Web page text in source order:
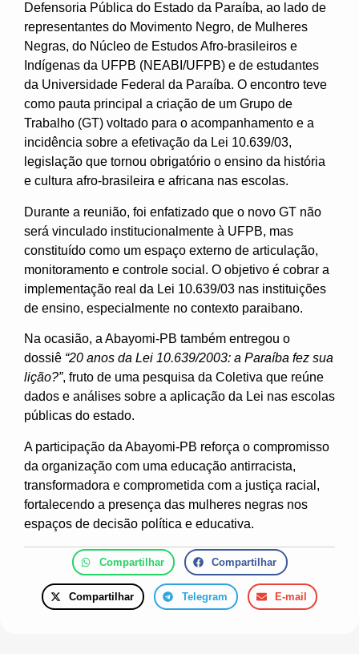
Defensoria Pública do Estado da Paraíba, ao lado de
representantes do Movimento Negro, de Mulheres
Negras, do Núcleo de Estudos Afro-brasileiros e
Indígenas da UFPB (NEABI/UFPB) e de estudantes
da Universidade Federal da Paraíba. O encontro teve
como pauta principal a criação de um Grupo de
Trabalho (GT) voltado para o acompanhamento e a
incidência sobre a efetivação da Lei 10.639/03,
legislação que tornou obrigatório o ensino da história
e cultura afro-brasileira e africana nas escolas.
Durante a reunião, foi enfatizado que o novo GT não
será vinculado institucionalmente à UFPB, mas
constituído como um espaço externo de articulação,
monitoramento e controle social. O objetivo é cobrar a
implementação real da Lei 10.639/03 nas instituições
de ensino, especialmente no contexto paraibano.
Na ocasião, a Abayomi-PB também entregou o
dossiê “20 anos da Lei 10.639/2003: a Paraíba fez sua
lição?”, fruto de uma pesquisa da Coletiva que reúne
dados e análises sobre a aplicação da Lei nas escolas
públicas do estado.
A participação da Abayomi-PB reforça o compromisso
da organização com uma educação antirracista,
transformadora e comprometida com a justiça racial,
fortalecendo a presença das mulheres negras nos
espaços de decisão política e educativa.
Compartilhar Compartilhar
Compartilhar Telegram E-mail